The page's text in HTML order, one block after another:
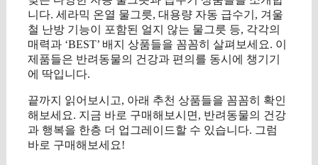
니다. 세라믹 온열 물그릇, 대용량 자동 급수기, 겨울
철 난방 기능이 포함된 얼지 않는 물그릇 등, 각각의
매력과 ‘BEST’ 배지 상품들을 꼼꼼히 살펴보세요. 이
제품들은 반려동물의 건강과 편의를 동시에 챙기기
에 딱입니다.
끝까지 읽어보시고, 아래 추천 상품들을 꼼꼼히 확인
해보세요. 지금 바로 구매해보시면, 반려동물의 건강
과 행복을 한층 더 업그레이드할 수 있습니다. 그럼
바로 구매해보세요!